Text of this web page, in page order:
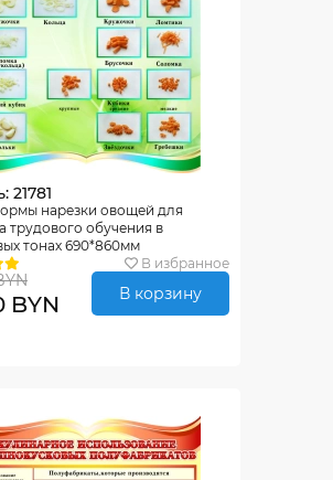
21781
нарезки овощей для
трудового обучения в
тонах 690*860мм
В избранное
BYN В корзину